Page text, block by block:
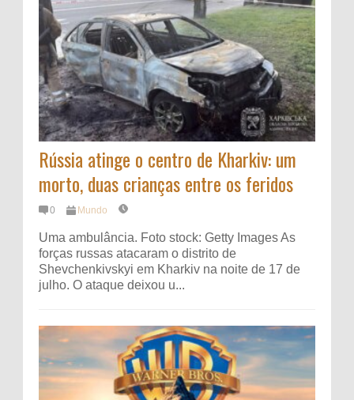
Rússia atinge o centro de Kharkiv: um
morto, duas crianças entre os feridos
0 Mundo
Uma ambulância. Foto stock: Getty Images As
forças russas atacaram o distrito de
Shevchenkivskyi em Kharkiv na noite de 17 de
julho. O ataque deixou u...